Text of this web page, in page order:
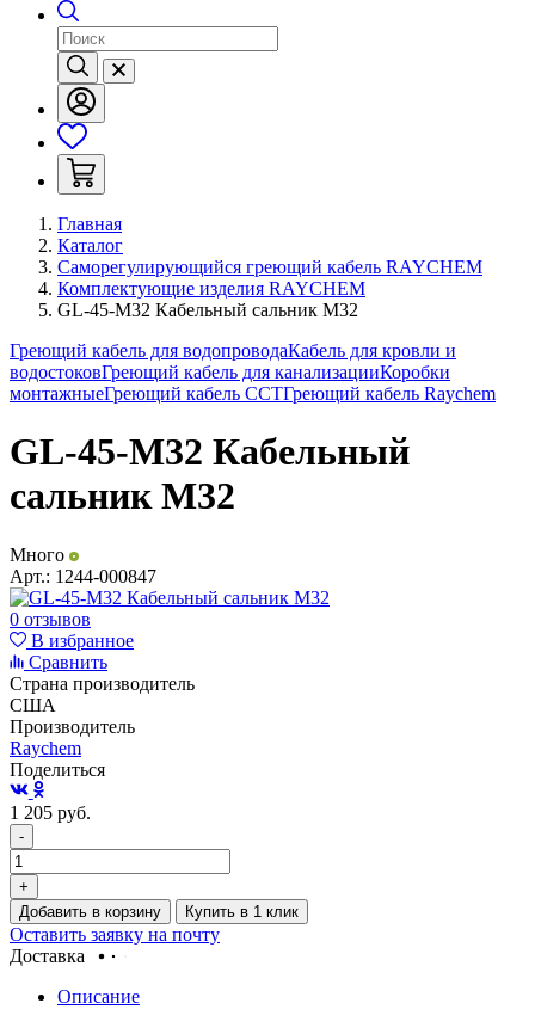
Главная
Каталог
Саморегулирующийся греющий кабель RAYCHEM
Комплектующие изделия RAYCHEM
GL-45-M32 Кабельный сальник М32
Греющий кабель для водопроводаКабель для кровли и
водостоковГреющий кабель для канализацииКоробки
монтажныеГреющий кабель ССТГреющий кабель Raychem
GL-45-M32 Кабельный
сальник М32
Много
Арт.: 1244-000847
0 отзывов
В избранное
Сравнить
Страна производитель
США
Производитель
Raychem
Поделиться
1 205 руб.
-
+
Добавить в корзину
Купить в 1 клик
Оставить заявку на почту
Доставка
Описание